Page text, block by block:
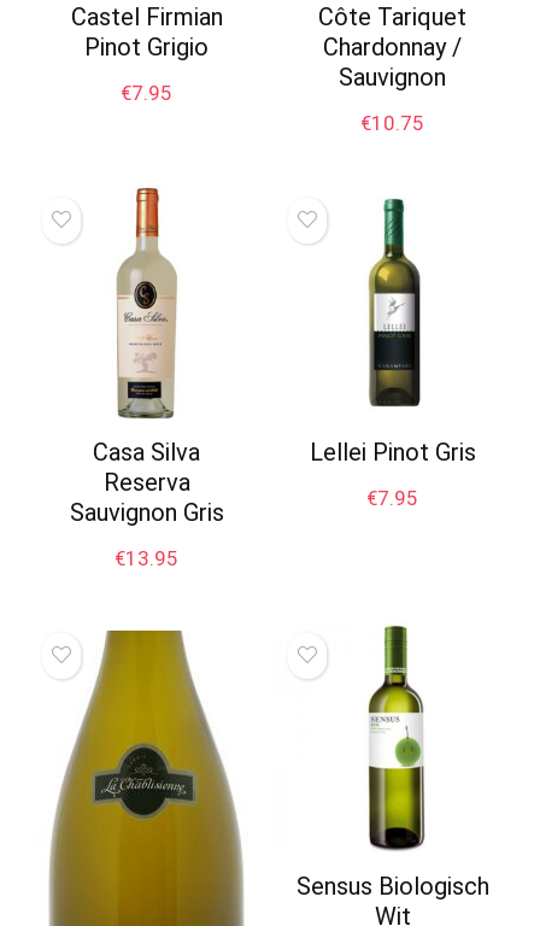
Castel Firmian
Pinot Grigio
€7.95
Côte Tariquet
Chardonnay /
Sauvignon
€10.75
Casa Silva
Reserva
Sauvignon Gris
€13.95
Lellei Pinot Gris
€7.95
Sensus Biologisch
Wit